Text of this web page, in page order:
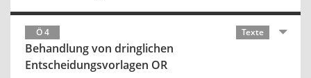
Ö 4 Texte
Behandlung von dringlichen
Entscheidungsvorlagen OR